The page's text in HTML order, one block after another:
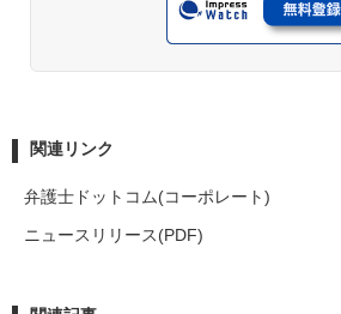
関連リンク
弁護士ドットコム(コーポレート)
ニュースリリース(PDF)